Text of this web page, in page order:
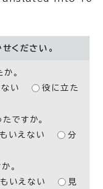
ください。
。
い
役に立た
ですか。
いえない
分
。
いえない 見